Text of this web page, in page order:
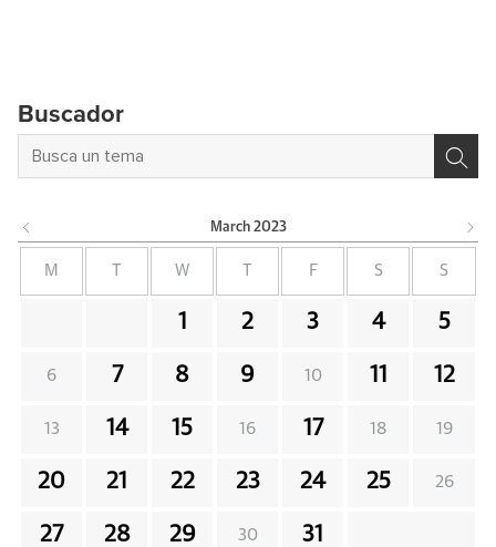
Buscador
March 2023
M W F S S
1 2 3 4 5
6 7 8 9 10 11 12
13 14 15 16 17 18 19
20 21 22 23 24 25 26
27 28 29 30 31